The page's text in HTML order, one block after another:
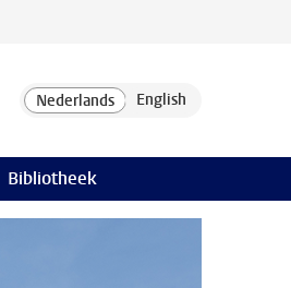
Bibliotheek